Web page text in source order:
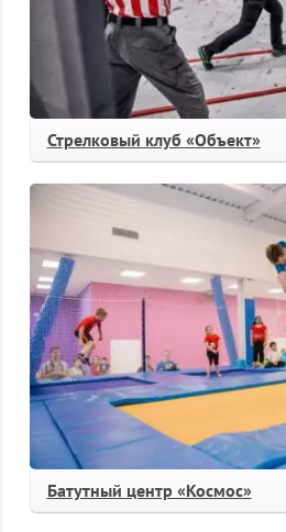
Стрелковый клуб «Объект»
Батутный центр «Космос»